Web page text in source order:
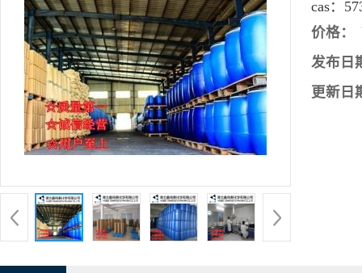
cas：
价格：
发布日
更新日